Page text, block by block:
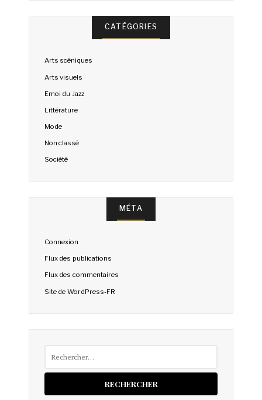
CATÉGORIES
Arts scéniques
Arts visuels
Emoi du Jazz
Littérature
Mode
Non classé
Société
MÉTA
Connexion
Flux des publications
Flux des commentaires
Site de WordPress-FR